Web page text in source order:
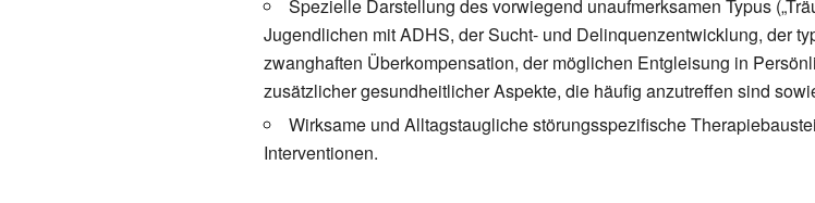
Spezielle Darstellung des vorwiegend unaufmerksamen Typus
Jugendlichen mit ADHS, der Sucht- und Delinquenzentwicklung, der
zwanghaften Überkompensation, der möglichen Entgleisung in
zusätzlicher gesundheitlicher Aspekte, die häufig anzutreffen sind
Wirksame und Alltagstaugliche störungsspezifische
Interventionen.